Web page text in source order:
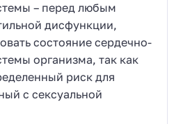
– перед любым
дисфункции,
состояние сердечно-
организма, так как
риск для
с сексуальной